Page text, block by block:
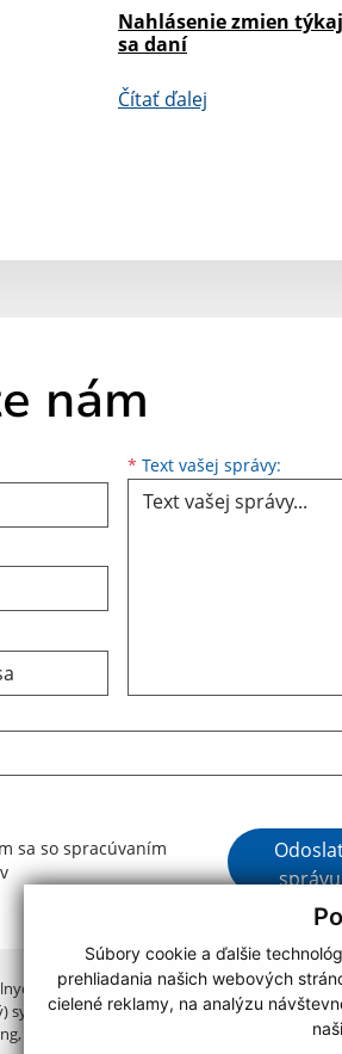
Súbory cookie a ďalšie
prehliadania našich webových
cielené reklamy, na analýzu
Nahlásenie zmien
sa daní
Čítať ďalej
nám
* Text vašej správy: Text
sa so spracúvaním
Google
správu
informácií s
systém ECHELON 2,
,